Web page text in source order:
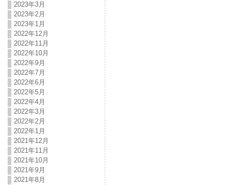
2023年3月
2023年2月
2023年1月
2022年12月
2022年11月
2022年10月
2022年9月
2022年7月
2022年6月
2022年5月
2022年4月
2022年3月
2022年2月
2022年1月
2021年12月
2021年11月
2021年10月
2021年9月
2021年8月